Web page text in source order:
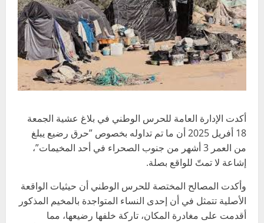
أكدت الإدارة العامة للحرس الوطني في بلاغ عشية الجمعة
18 أفريل 2025 أن ما تم تداوله بخصوص ”حرق رضيع يبلغ
من العمر 3 أشهر من جنوب الصحراء في أحد المخيمات”،
إشاعة لا تمتّ للواقع بصلة.
وأكدت المصالح المختصة للحرس الوطني أن حيثيات الواقعة
الأصلية تتمثل في أن إحدى النساء المتواجدة بالمخيم المذكور
أقدمت على مغادرة المكان، تاركة خلفها رضيعها، مما